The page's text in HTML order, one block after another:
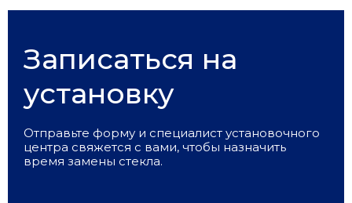
Записаться на
установку
Отправьте форму и специалист установочного
центра свяжется с вами, чтобы назначить
время замены стекла.